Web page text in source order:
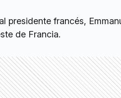
presidente francés,
de Francia.